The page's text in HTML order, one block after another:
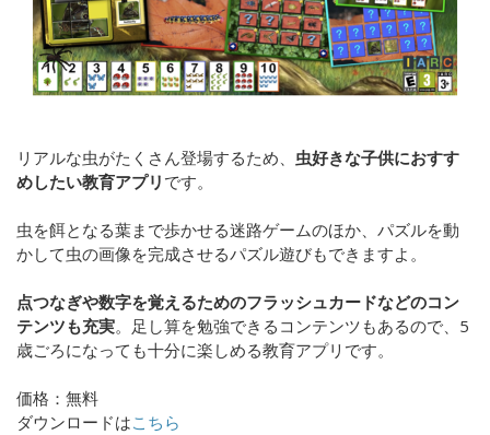
リアルな虫がたくさん登場するため、 虫好きな子供におすす
めしたい教育アプリ です。
虫を餌となる葉まで歩かせる迷路ゲームのほか、パズルを動
かして虫の画像を完成させるパズル遊びもできますよ。
点つなぎや数字を覚えるためのフラッシュカードなどのコン
テンツも充実。足し算を勉強できるコンテンツもあるので、5
歳ごろになっても十分に楽しめる教育アプリです。
価格：無料
ダウンロードはこちら